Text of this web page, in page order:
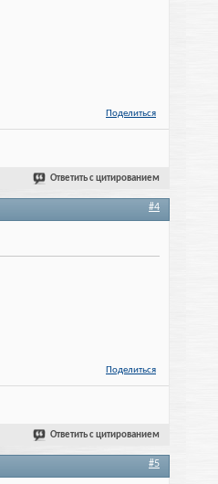
Поделиться
Ответить с цитированием
#4
Поделиться
Ответить с цитированием
#5